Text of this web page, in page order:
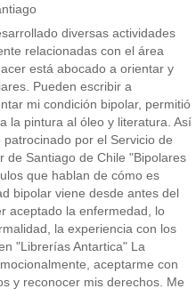
diversas actividades
relacionadas con el área
está abocado a orientar y
Pueden escribir a
mi condición bipolar, permitió
la pintura al óleo y literatura. Así
por el Servicio de
de Santiago de Chile "Bipolares
que hablan de cómo es
bipolar viene desde antes del
aceptado la enfermedad, lo
la experiencia con los
"Librerías Antartica" La
aceptarme con
y reconocer mis derechos. Me